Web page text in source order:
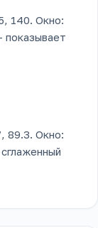
140. Окно:
показывает
89.3. Окно: